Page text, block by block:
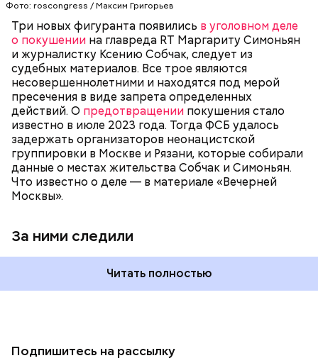
Фото: roscongress / Максим Григорьев
Три новых фигуранта появились в уголовном деле
о покушении на главреда RT Маргариту Симоньян
и журналистку Ксению Собчак, следует из
судебных материалов. Все трое являются
несовершеннолетними и находятся под мерой
пресечения в виде запрета определенных
действий. О предотвращении покушения стало
известно в июле 2023 года. Тогда ФСБ удалось
задержать организаторов неонацистской
группировки в Москве и Рязани, которые собирали
данные о местах жительства Собчак и Симоньян.
Что известно о деле — в материале «Вечерней
Москвы».
За ними следили
пытались выяснить их домашние адреса, чтобы в
перспективе устроить покушение.
Читать полностью
ФСБ МАРГАРИТА СИМОНЬЯН
КСЕНИЯ СОБЧАК
Подпишитесь на рассылку